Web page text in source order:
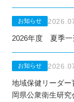
お知らせ
2026年度 夏季一
お知らせ
地域保健リーダ
岡県公衆衛生研